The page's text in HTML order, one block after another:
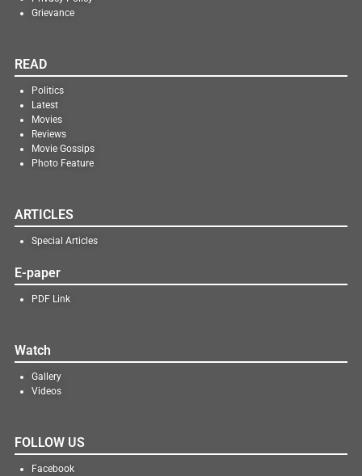
Grievance
READ
Politics
Latest
Movies
Reviews
Movie Gossips
Photo Feature
ARTICLES
Special Articles
E-paper
PDF Link
Watch
Gallery
Videos
FOLLOW US
Facebook